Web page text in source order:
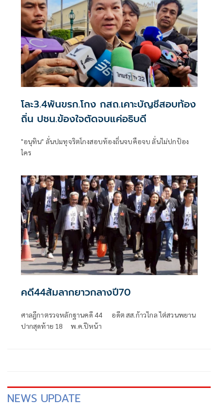
โละ3.4พันขรก.โกง กสถ.เคาะบัญชีสอบท้อง
ถิ่น ปชน.ข้องใจตัดจบแค่อธิบดี
"อนุทิน" ลั่นปมทุจริตโกงสอบท้องถิ่นจบคือจบ ลั่นไม่ปกป้อง
ใคร
คดี44ส้มลากยาวกลางปี70
ศาลฎีกาตรวจหลักฐานคดี 44 อดีต สส.ก้าวไกล ไต่สวนพยาน
ปากสุดท้าย 18 พ.ค.ปีหน้า
NEWS UPDATE